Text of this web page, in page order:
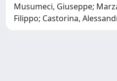
Musumeci, Giuseppe;
Filippo; Castorina,